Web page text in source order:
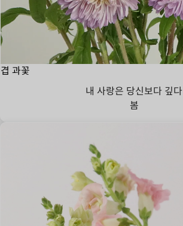
겹 과꽃
내 사랑은 당신보다 깊다
봄